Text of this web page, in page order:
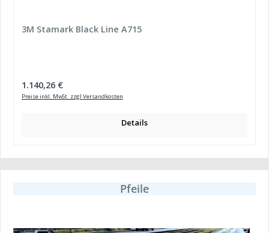
3M Stamark Black Line A715
Regulärer Preis:
1.140,26 €
Preise inkl. MwSt. zzgl Versandkosten
Details
Pfeile